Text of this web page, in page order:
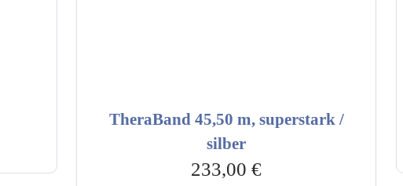
TheraBand 45,50 m, superstark /
silber
233,00€